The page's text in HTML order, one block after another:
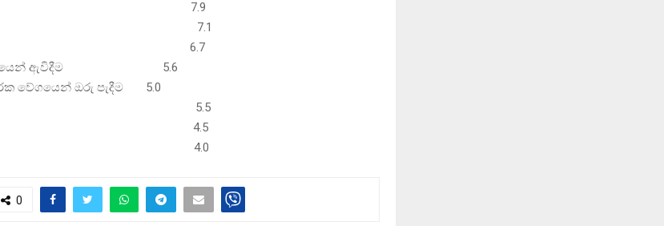
7.9
7.1
6.7
වේගයෙන් ඇවිදීම 5.6
වේගයෙන් ඔරු පැදීම 5.0
5.5
4.5
4.0
0